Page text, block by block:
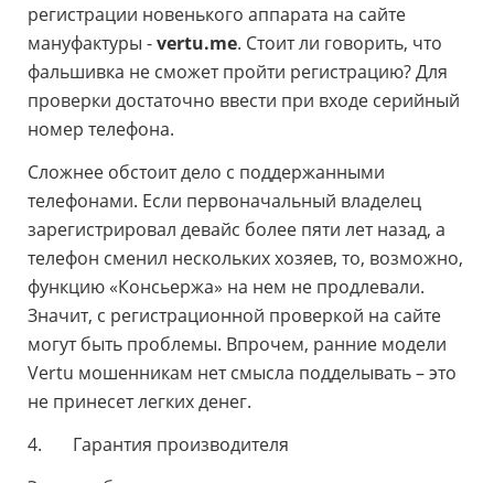
регистрации новенького аппарата на сайте
мануфактуры -vertu.me. Стоит ли говорить, что
фальшивка не сможет пройти регистрацию? Для
проверки достаточно ввести при входе серийный
номер телефона.
Сложнее обстоит дело с поддержанными
телефонами. Если первоначальный владелец
зарегистрировал девайс более пяти лет назад, а
телефон сменил нескольких хозяев, то, возможно,
функцию «Консьержа» на нем не продлевали.
Значит, с регистрационной проверкой на сайте
могут быть проблемы. Впрочем, ранние модели
Vertu мошенникам нет смысла подделывать – это
не принесет легких денег.
4. Гарантия производителя